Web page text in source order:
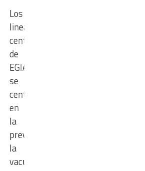
Los
lineamientos
centrales
de
EGIA
se
centran
en
la
prevención,
la
vacunación